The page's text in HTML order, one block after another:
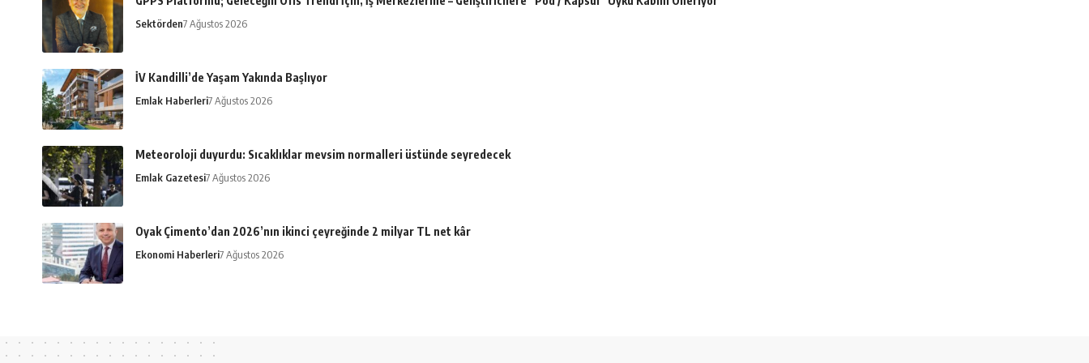
Sektörden7 Ağustos 2026
İV Kandilli’de Yaşam Yakında Başlıyor
Emlak Haberleri7 Ağustos 2026
Meteoroloji duyurdu: Sıcaklıklar mevsim normalleri üstünde seyredecek
Emlak Gazetesi7 Ağustos 2026
Oyak Çimento’dan 2026’nın ikinci çeyreğinde 2 milyar TL net kâr
Ekonomi Haberleri7 Ağustos 2026